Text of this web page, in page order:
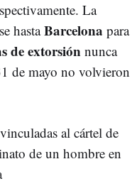
La
hastaBarcelona para
de extorsión nunca
de mayo no volvieron
al cártel de
de un hombre en